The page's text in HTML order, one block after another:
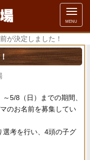
メ
ニ
ュ
ー
MENU
が決定しました！
5/8（日）までの期間、
のお名前を募集してい
選考を行い、4頭の子グ